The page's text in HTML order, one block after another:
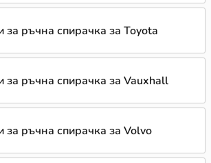
за ръчна спирачка за Toyota
за ръчна спирачка за Vauxhall
за ръчна спирачка за Volvo